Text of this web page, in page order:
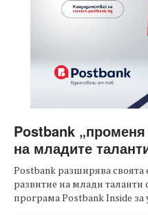
Postbank „променя
на младите
Postbank разширява своята
развитие на млади таланти
програма Postbank Inside за